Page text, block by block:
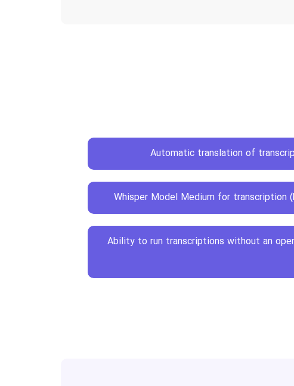
Automatic translation of
Whisper Model Medium for transcription
Ability to run transcriptions without an